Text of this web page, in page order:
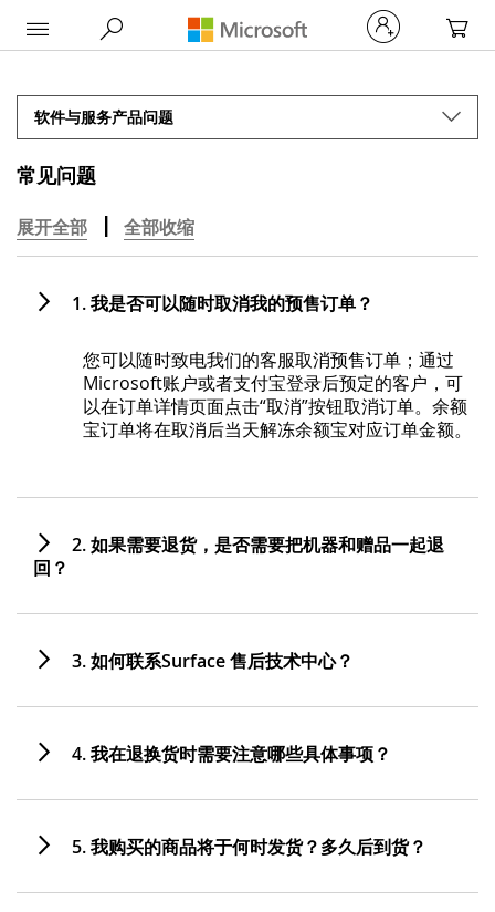
My
软件与服务产品问题
常见问题
展开全部 全部收缩
1. 我是否可以随时取消我的预售订单？
您可以随时致电我们的客服取消预售订单；通过
Microsoft账户或者支付宝登录后预定的客户，可
以在订单详情页面点击“取消”按钮取消订单。余额
宝订单将在取消后当天解冻余额宝对应订单金额。
2. 如果需要退货，是否需要把机器和赠品一起退
回？
3. 如何联系Surface 售后技术中心？
4. 我在退换货时需要注意哪些具体事项？
5. 我购买的商品将于何时发货？多久后到货？